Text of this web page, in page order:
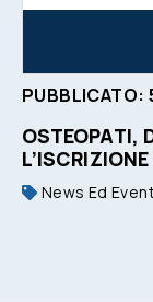
PUBBLICATO:
OSTEOPATI,
News Ed